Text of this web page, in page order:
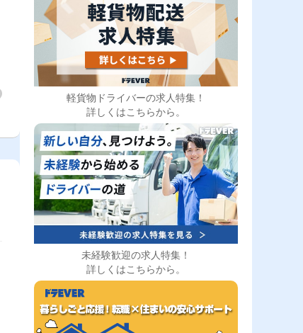
軽貨物ドライバーの求人特集！
詳しくはこちらから。
未経験歓迎の求人特集！
詳しくはこちらから。